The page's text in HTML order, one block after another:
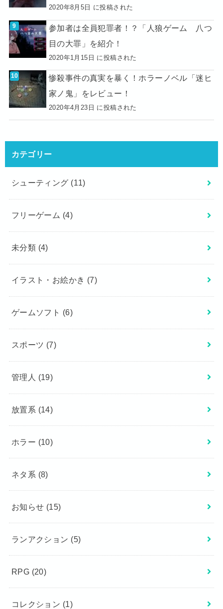
2020年8月5日 に投稿された
参加者は全員犯罪者！？「人狼ゲーム 八つ
目の大罪」を紹介！
2020年1月15日 に投稿された
惨殺事件の真実を暴く！ホラーノベル「迷ヒ
家ノ鬼」をレビュー！
2020年4月23日 に投稿された
カテゴリー
シューティング (11)
フリーゲーム (4)
未分類 (4)
イラスト・お絵かき (7)
ゲームソフト (6)
スポーツ (7)
管理人 (19)
放置系 (14)
ホラー (10)
ネタ系 (8)
お知らせ (15)
ランアクション (5)
RPG (20)
コレクション (1)